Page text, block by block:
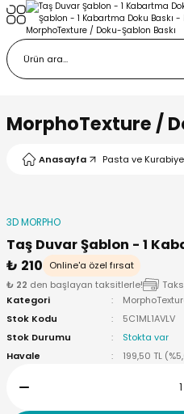
MorphoTexture /
Anasayfa Pasta ve
3D MORPHO
Taş Duvar Şablon - 1
₺ 210
Online'a özel fırsat
₺ 22 den başlayan taksitlerle!
Kategori
Stok Kodu
5C1ML1AVLV
Stok Durumu
Stokta var
Havale
199,50 TL
Geri Dön
Malzemeleri
Çek Kalıp
/ Doku-Şablon Baskı
Aparatları
Geri Dön